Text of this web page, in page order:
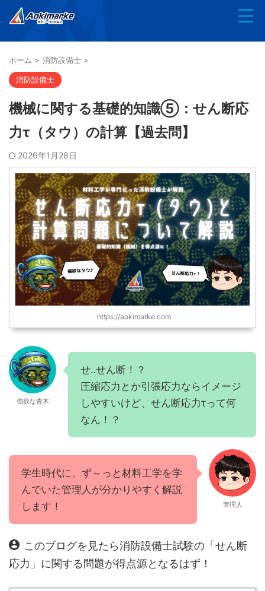
ホーム > 消防設備士 >
消防設備士
機械に関する基礎的知識⑤：せん断応
力τ（タウ）の計算【過去問】
2026年1月28日
https://aokimarke.com
強欲な青木
せ‥せん断！？
圧縮応力とか引張応力ならイメージ
しやすいけど、せん断応力τって何
なん！？
学生時代に、ず～っと材料工学を学
んでいた管理人が分かりやすく解説
します！
管理人
このブログを見たら消防設備士試験の「せん断
応力」に関する問題が得点源となるはず！